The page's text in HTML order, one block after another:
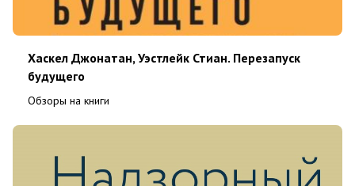
Хаскел Джонатан, Уэстлейк Стиан. Перезапуск
будущего
Обзоры на книги